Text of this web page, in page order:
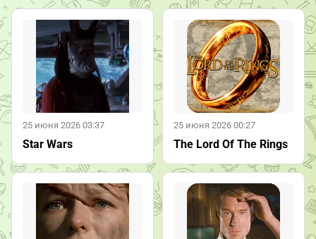
25 июня 2026 03:37
Star Wars
25 июня 2026 00:27
The Lord Of The Rings